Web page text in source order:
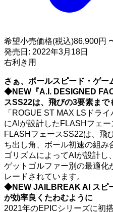
希望小売価格(税込)86,900円
発売日: 2022年3月18日
右利き用
さぁ、ボールスピード・ゲー
◆NEW『A.I. DESIGNED
スSS22は、飛びの3要素まで
「ROGUE ST MAX LSドラ
にAIが設計したFLASHフェー
FLASHフェースSS22は、飛
ち出し角、ボール初速の組
ゴリズムによってAIが設計し
ゲットゴルファー別の最適化
レードされています。
◆NEW JAILBREAK AI スピ
が効率良くたわむように
2021年のEPICシリーズに初